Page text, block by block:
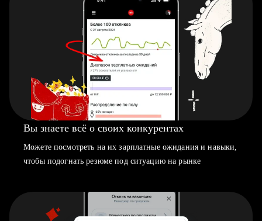
Вы знаете всё о своих конкурентах
Можете посмотреть на их зарплатные ожидания и навыки,
чтобы подогнать резюме под ситуацию на рынке